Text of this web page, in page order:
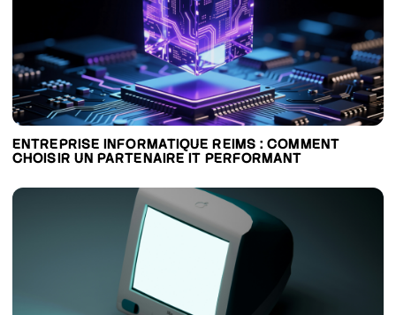
ENTREPRISE INFORMATIQUE REIMS : COMMENT
CHOISIR UN PARTENAIRE IT PERFORMANT